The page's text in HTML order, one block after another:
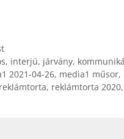
, interjú, járvány,
2021-04-26, media1 műsor,
reklámtorta, reklámtorta 2020,